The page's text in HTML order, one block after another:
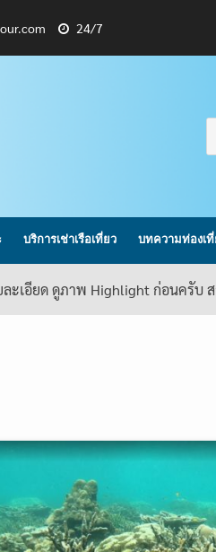
24/7
บริการเช่าเรือเที่ยว บทความท่องเ
ะเอียด ดูภาพ Highlight ก่อนครับ